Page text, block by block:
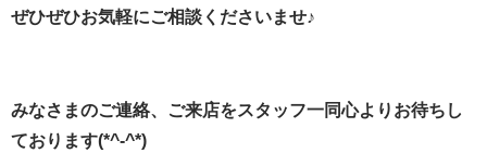
ぜひぜひお気軽にご相談くださいませ♪
みなさまのご連絡、ご来店をスタッフ一同心よりお待ちし
ております(*^-^*)